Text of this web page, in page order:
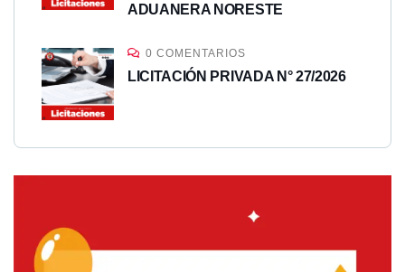
ADUANERA NORESTE
0 COMENTARIOS
LICITACIÓN PRIVADA N° 27/2026